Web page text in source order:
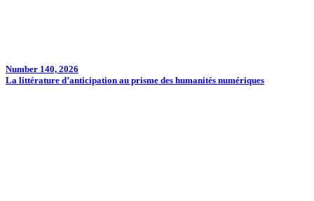
Number 140, 2026
La littérature d’anticipation au prisme des humanités numériques